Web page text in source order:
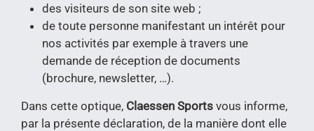
des visiteurs de son site web ;
de toute personne manifestant un intérêt pour
nos activités par exemple à travers une
demande de réception de documents
(brochure, newsletter, …).
Dans cette optique, Claessen Sports vous informe,
par la présente déclaration, de la manière dont elle